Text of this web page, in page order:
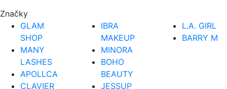
Značky
GLAM
SHOP
MANY
LASHES
APOLLCA
CLAVIER
IBRA
MAKEUP
MINORA
BOHO
BEAUTY
JESSUP
L.A. GIRL
BARRY M